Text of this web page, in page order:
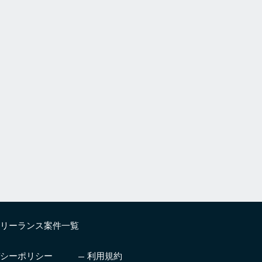
ーランス案件一覧
ーポリシー 利用規約